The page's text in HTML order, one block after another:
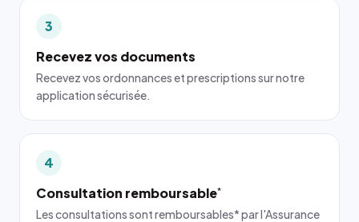
3
Recevez vos documents
Recevez vos ordonnances et prescriptions sur notre
application sécurisée.
4
Consultation remboursable*
Les consultations sont remboursables* par l'Assurance